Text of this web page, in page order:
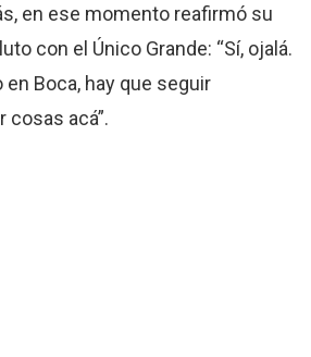
en ese momento reafirmó su
con el Único Grande: “Sí, ojalá.
Boca, hay que seguir
cosas acá”.